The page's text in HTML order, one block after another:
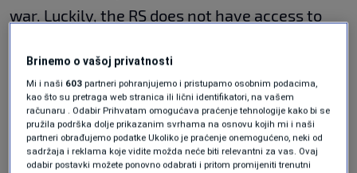
war. Luckily, the RS does not have access to
These are intelligence data that we have not
only from the EU but also from NATO. Artillery
is no longer available to the RS. Also, there is
the presence of international forces. I know
they were reduced, but we have guarantees
Brinemo o vašoj privatnosti
Mi i naši 603 partneri pohranjujemo i pristupamo osobnim podacima,
kao što su pretraga web stranica ili lični identifikatori, na vašem
računaru . Odabir Prihvatam omogućava praćenje tehnologije kako bi se
pružila podrška dolje prikazanim svrhama na osnovu kojih mi i naši
partneri obrađujemo podatke Ukoliko je praćenje onemogućeno, neki od
sadržaja i reklama koje vidite možda neće biti relevantni za vas. Ovaj
odabir postavki možete ponovno odabrati i pritom promijeniti trenutni